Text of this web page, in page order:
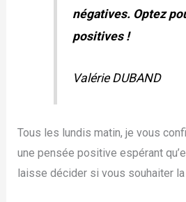
négatives. Optez
positives !
Valérie DUBAND
Tous les lundis matin, je vous
une pensée positive espérant
laisse décider si vous souhaiter la